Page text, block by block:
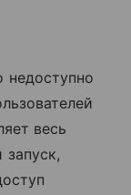
недоступно
весь